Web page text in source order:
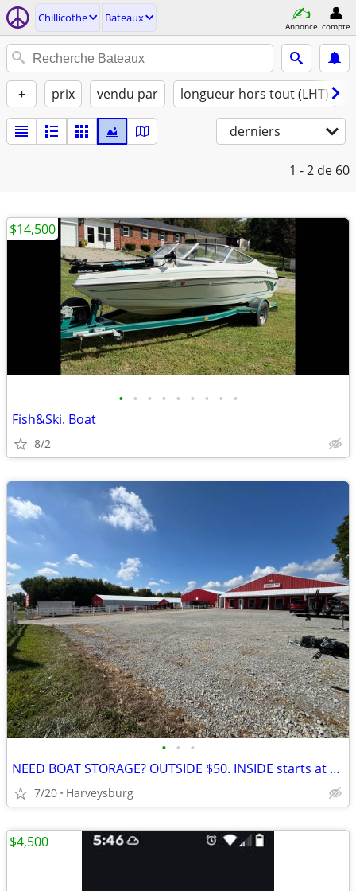
Chillicothe Bateaux
Annonce compte
+ prix vendu par longueur hors tout (LHT)
derniers
1 - 2 de 60
• • • • • • • • •
Fish&Ski. Boat
8/2
$14,500
• • •
NEED BOAT STORAGE? OUTSIDE $50. INSIDE starts at $125
7/20 Harveysburg
$4,500